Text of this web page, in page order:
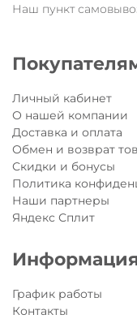
Наш пункт
Личный кабинет
О нашей компании
Доставка и оплата
Обмен и возврат
Скидки и бонусы
Политика
Наши партнеры
Яндекс Сплит
График работы
Контакты